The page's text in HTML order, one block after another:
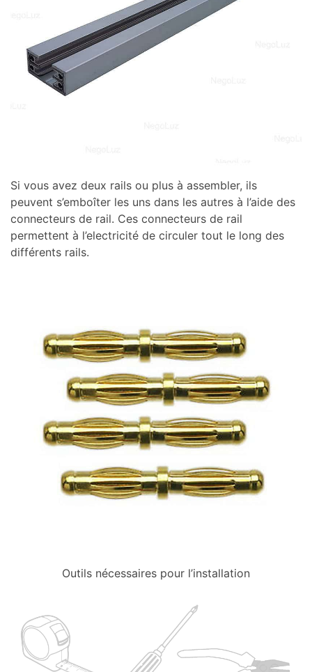
Si vous avez deux rails ou plus à assembler, ils
peuvent s’emboîter les uns dans les autres à l’aide des
connecteurs de rail. Ces connecteurs de rail
permettent à l’electricité de circuler tout le long des
différents rails.
Outils nécessaires pour l’installation